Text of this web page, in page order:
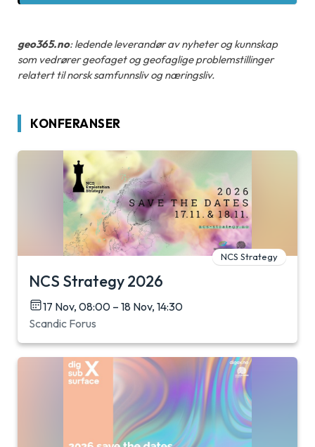
geo365.no: ledende leverandør av nyheter og kunnskap
som vedrører geofaget og geofaglige problemstillinger
relatert til norsk samfunnsliv og næringsliv.
KONFERANSER
NCS Strategy
NCS Strategy 2026
17 Nov, 08:00 – 18 Nov, 14:30
Scandic Forus